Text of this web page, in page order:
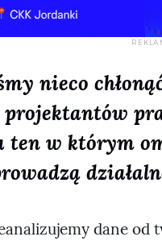
nieco
projektantów
ten w którym
dane od